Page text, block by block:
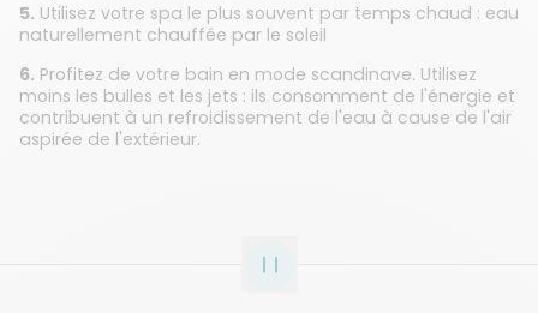
5. Utilisez votre spa le plus souvent par temps chaud : eau
naturellement chauffée par le soleil
6. Profitez de votre bain en mode scandinave. Utilisez
moins les bulles et les jets : ils consomment de l'énergie et
contribuent à un refroidissement de l'eau à cause de l'air
aspirée de l'extérieur.